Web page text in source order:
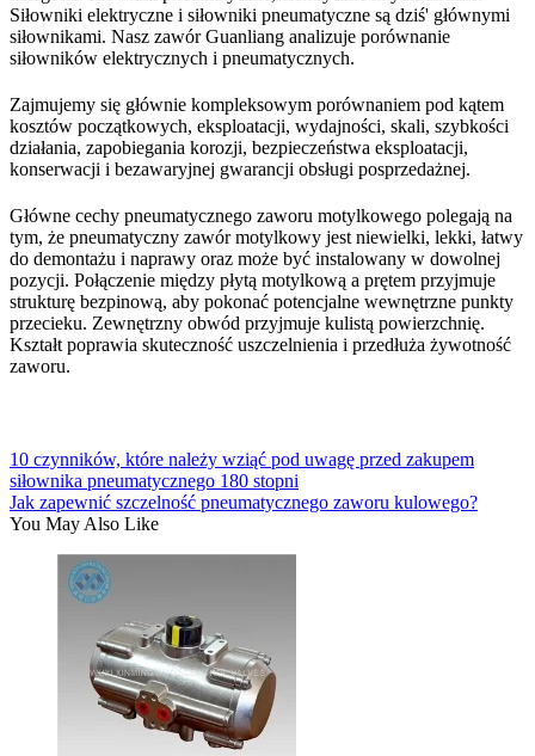
Siłowniki elektryczne i siłowniki pneumatyczne są dziś' głównymi
siłownikami. Nasz zawór Guanliang analizuje porównanie
siłowników elektrycznych i pneumatycznych.
Zajmujemy się głównie kompleksowym porównaniem pod kątem
kosztów początkowych, eksploatacji, wydajności, skali, szybkości
działania, zapobiegania korozji, bezpieczeństwa eksploatacji,
konserwacji i bezawaryjnej gwarancji obsługi posprzedażnej.
Główne cechy pneumatycznego zaworu motylkowego polegają na
tym, że pneumatyczny zawór motylkowy jest niewielki, lekki, łatwy
do demontażu i naprawy oraz może być instalowany w dowolnej
pozycji. Połączenie między płytą motylkową a prętem przyjmuje
strukturę bezpinową, aby pokonać potencjalne wewnętrzne punkty
przecieku. Zewnętrzny obwód przyjmuje kulistą powierzchnię.
Kształt poprawia skuteczność uszczelnienia i przedłuża żywotność
zaworu.
10 czynników, które należy wziąć pod uwagę przed zakupem
siłownika pneumatycznego 180 stopni
Jak zapewnić szczelność pneumatycznego zaworu kulowego?
You May Also Like